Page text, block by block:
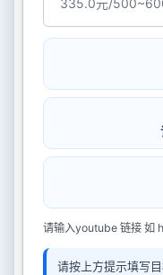
请输入youtube 链接
请按上方提示填写